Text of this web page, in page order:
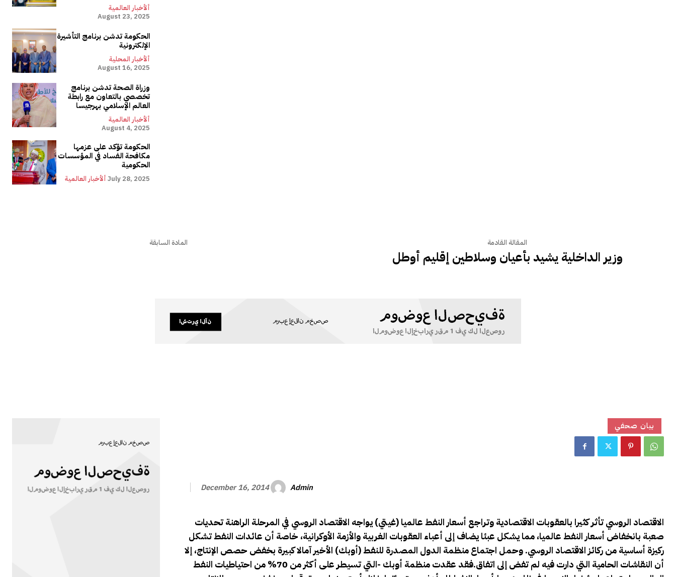
ألأخبار العالمية
August 23, 2025
الحكومة تدشن برنامج التأشيرة
الإلكترونية
ألأخبار المحلية
August 16, 2025
وزراة الصحة تدشن برنامج
تخصصي بالتعاون مع رابطة
العالم الإسلامي بهرجيسا
ألأخبار العالمية
August 4, 2025
الحكومة تؤكد على عزمها
مكافحة الفساد في المؤسسات
الحكومية
ألأخبار العالمية July 28, 2025
المادة السابقة المقالة القادمة
وزير الداخلية يشيد بأعيان وسلاطين إقليم أوطل